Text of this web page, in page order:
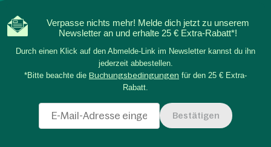
Verpasse nichts mehr! Melde dich jetzt zu unserem
Newsletter an und erhalte 25 € Extra-Rabatt*!
Durch einen Klick auf den Abmelde-Link im Newsletter kannst du ihn
jederzeit abbestellen.
*Bitte beachte die Buchungsbedingungen für den 25 € Extra-
Rabatt.
Bestätigen